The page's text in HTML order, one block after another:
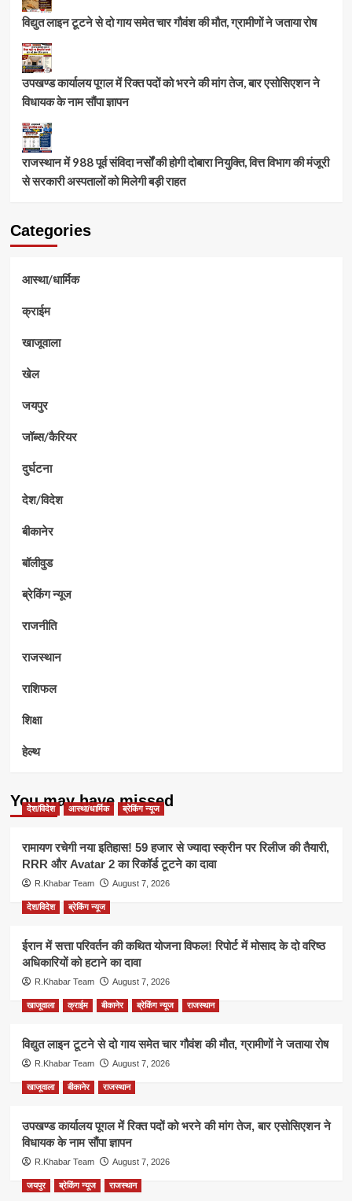
विद्युत लाइन टूटने से दो गाय समेत चार गौवंश की मौत, ग्रामीणों ने जताया रोष
उपखण्ड कार्यालय पूगल में रिक्त पदों को भरने की मांग तेज, बार एसोसिएशन ने
विधायक के नाम सौंपा ज्ञापन
राजस्थान में 988 पूर्व संविदा नर्सों की होगी दोबारा नियुक्ति, वित्त विभाग की मंजूरी
से सरकारी अस्पतालों को मिलेगी बड़ी राहत
Categories
आस्था/धार्मिक
क्राईम
खाजूवाला
खेल
जयपुर
जॉब्स/कैरियर
दुर्घटना
देश/विदेश
बीकानेर
बॉलीवुड
ब्रेकिंग न्यूज
राजनीति
राजस्थान
राशिफल
शिक्षा
हेल्थ
You may have missed
देश/विदेश आस्था/धार्मिक ब्रेकिंग न्यूज
रामायण रचेगी नया इतिहास! 59 हजार से ज्यादा स्क्रीन पर रिलीज की तैयारी,
RRR और Avatar 2 का रिकॉर्ड टूटने का दावा
R.Khabar Team August 7, 2026
देश/विदेश ब्रेकिंग न्यूज
ईरान में सत्ता परिवर्तन की कथित योजना विफल! रिपोर्ट में मोसाद के दो वरिष्ठ
अधिकारियों को हटाने का दावा
R.Khabar Team August 7, 2026
खाजूवाला क्राईम बीकानेर ब्रेकिंग न्यूज राजस्थान
विद्युत लाइन टूटने से दो गाय समेत चार गौवंश की मौत, ग्रामीणों ने जताया रोष
R.Khabar Team August 7, 2026
खाजूवाला बीकानेर राजस्थान
उपखण्ड कार्यालय पूगल में रिक्त पदों को भरने की मांग तेज, बार एसोसिएशन ने
विधायक के नाम सौंपा ज्ञापन
R.Khabar Team August 7, 2026
जयपुर ब्रेकिंग न्यूज राजस्थान